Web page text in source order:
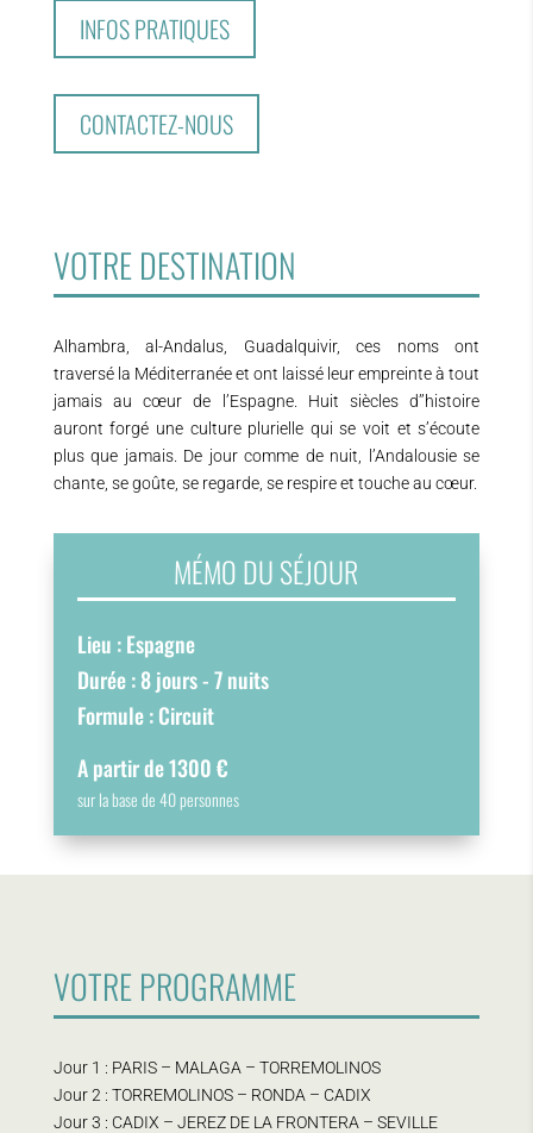
INFOS PRATIQUES
CONTACTEZ-NOUS
VOTRE DESTINATION
Alhambra, al-Andalus, Guadalquivir, ces noms ont
traversé la Méditerranée et ont laissé leur empreinte à tout
jamais au cœur de l’Espagne. Huit siècles d’’histoire
auront forgé une culture plurielle qui se voit et s’écoute
plus que jamais. De jour comme de nuit, l’Andalousie se
chante, se goûte, se regarde, se respire et touche au cœur.
MÉMO DU SÉJOUR
Lieu : Espagne
Durée : 8 jours - 7 nuits
Formule : Circuit
A partir de 1300 €
sur la base de 40 personnes
VOTRE PROGRAMME
Jour 1 : PARIS – MALAGA – TORREMOLINOS
Jour 2 : TORREMOLINOS – RONDA – CADIX
Jour 3 : CADIX – JEREZ DE LA FRONTERA – SEVILLE